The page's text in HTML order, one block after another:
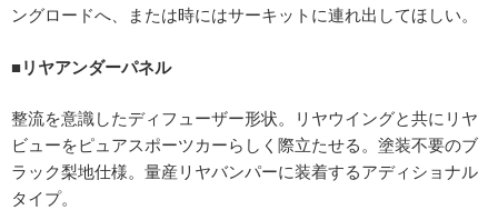
ングロードへ、または時にはサーキットに連れ出してほしい。
■リヤアンダーパネル
整流を意識したディフューザー形状。リヤウイングと共にリヤ
ビューをピュアスポーツカーらしく際立たせる。塗装不要のブ
ラック梨地仕様。量産リヤバンパーに装着するアディショナル
タイプ。